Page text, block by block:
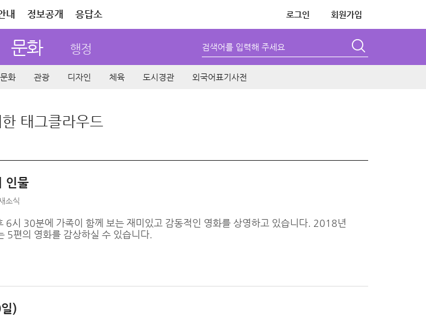
내 정보공개 응답소 로그인 회원가입
문화 행정 검색어를 입력해 주세요
화 관광 디자인 체육 도시경관 외국어표기사전
태그클라우드
인물
소식
6시 30분에 가족이 함께 보는 재미있고 감동적인 영화를 상영하고 있습니다. 2018년
5편의 영화를 감상하실 수 있습니다.
)